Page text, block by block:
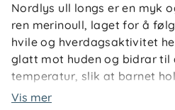
Nordlys ull longs er en myk
ren merinoull, laget for å
hvile og hverdagsaktivitet
glatt mot huden og bidrar til
temperatur, slik at barnet
kjølig og behagelig sval når
Vis mer